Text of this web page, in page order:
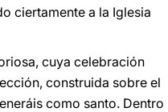
ciertamente a la Iglesia
cuya celebración
construida sobre el
como santo. Dentro